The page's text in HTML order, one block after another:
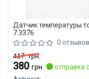
Датчик температуры
7.3376
0 отзывов
417грн.
380грн.
отправка